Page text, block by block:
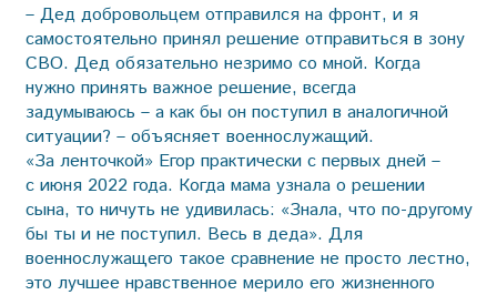
– Дед добровольцем отправился на фронт, и я
самостоятельно принял решение отправиться в зону
СВО. Дед обязательно незримо со мной. Когда
нужно принять важное решение, всегда
задумываюсь – а как бы он поступил в аналогичной
ситуации? – объясняет военнослужащий.
«За ленточкой» Егор практически с первых дней –
с июня 2022 года. Когда мама узнала о решении
сына, то ничуть не удивилась: «Знала, что по-другому
бы ты и не поступил. Весь в деда». Для
военнослужащего такое сравнение не просто лестно,
это лучшее нравственное мерило его жизненного